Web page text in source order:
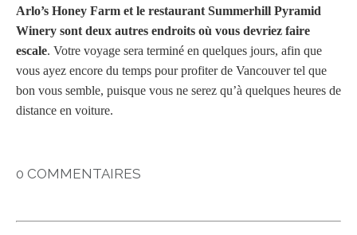
Arlo’s Honey Farm et le restaurant Summerhill Pyramid
Winery sont deux autres endroits où vous devriez faire
escale. Votre voyage sera terminé en quelques jours, afin que
vous ayez encore du temps pour profiter de Vancouver tel que
bon vous semble, puisque vous ne serez qu’à quelques heures de
distance en voiture.
0 COMMENTAIRES